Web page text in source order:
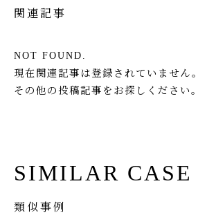
関連記事
NOT FOUND.
現在関連記事は登録されていません。
その他の投稿記事をお探しください。
SIMILAR CASE
類似事例